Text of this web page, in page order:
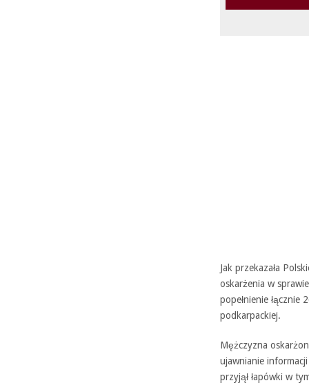
Jak przekazała
oskarżenia w
popełnienie
podkarpackiej.
Mężczyzna
ujawnianie
przyjął łapówki w